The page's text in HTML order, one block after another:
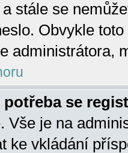
stále se
Obvykle
administrátora,
potřeba se
Vše je na
ke vkládání